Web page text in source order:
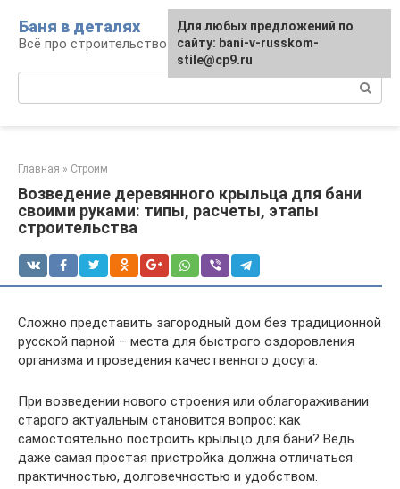
контенту
Баня в деталях
Всё про строительство и эксплуатацию бань
Главная » Строим
Возведение деревянного крыльца для бани
своими руками: типы, расчеты, этапы
строительства
Сложно представить загородный дом без традиционной
русской парной – места для быстрого оздоровления
организма и проведения качественного досуга.
При возведении нового строения или облагораживании
старого актуальным становится вопрос: как
самостоятельно построить крыльцо для бани? Ведь
даже самая простая пристройка должна отличаться
практичностью, долговечностью и удобством.
Для любых предложений по
сайту: bani-v-russkom-
stile@cp9.ru